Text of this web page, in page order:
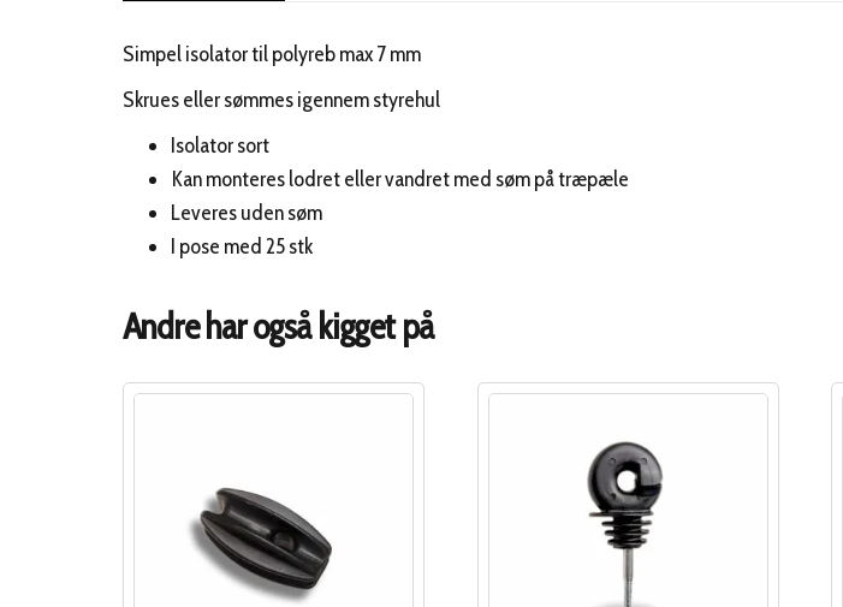
Simpel isolator til polyreb max 7 mm
Skrues eller sømmes igennem styrehul
Isolator sort
Kan monteres lodret eller vandret med søm på træpæle
Leveres uden søm
I pose med 25 stk
Andre har også kigget på